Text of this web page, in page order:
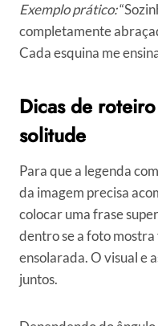
Exemplo prático:
completamente
Cada esquina me
Dicas de
solitude
Para que a legenda
da imagem precisa
colocar uma frase
dentro se a foto
ensolarada. O visual e
juntos.